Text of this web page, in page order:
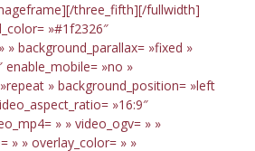
three_fifth][/fullwidth]
»#1f2326″
» background_parallax= »fixed »
enable_mobile= »no »
» background_position= »left
»16:9″
» » video_ogv= » »
» » overlay_color= » »